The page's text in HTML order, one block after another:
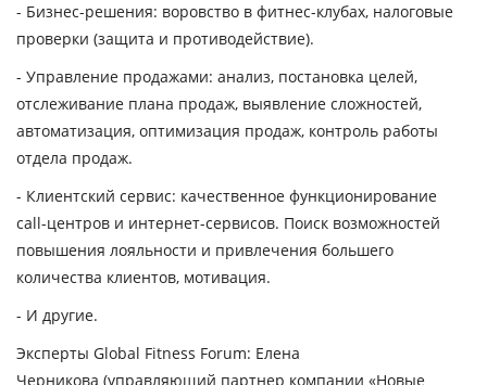
- Бизнес-решения: воровство в фитнес-клубах, налоговые
проверки (защита и противодействие).
- Управление продажами: анализ, постановка целей,
отслеживание плана продаж, выявление сложностей,
автоматизация, оптимизация продаж, контроль работы
отдела продаж.
- Клиентский сервис: качественное функционирование
сall-центров и интернет-сервисов. Поиск возможностей
повышения лояльности и привлечения большего
количества клиентов, мотивация.
- И другие.
Эксперты Global Fitness Forum: Елена
Черникова (управляющий партнер компании «Новые